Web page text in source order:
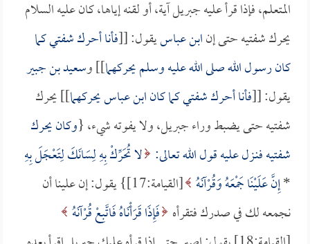
المتعلم، فإذا قرأ عليه جبريل آية، أو لقنه إياها، كان عليه السلام
يحرك شفتيه حتى إنابن عباسيقول: [[فأنا أحرك شفتي كما
كان رسول الله صلى الله عليه وسلم يحركهما]] وسعيد بن جبير
يقول: [[فأنا أحرك شفتي كما كانابن عباسيحركهما]] يحرك
شفتيه حتى يضبط وراء جبريل، ولا يفوته شيء، {وكان يحرك
شفتيه فنـزل عليه قول الله تعالى: لا تُحَرِّكْ بِهِ لِسَانَكَ لِتَعْجَلَ بِهِ
*إِنَّ عَلَيْنَا جَمْعَهُ وَقُرْآنَهُ
[القيامة:17]} يقول: إن علينا أن
نجمعه لك في صدرك فتقرأه فَإِذَا قَرَأْنَاهُ فَاتَّبِعْ قُرْآنَهُ